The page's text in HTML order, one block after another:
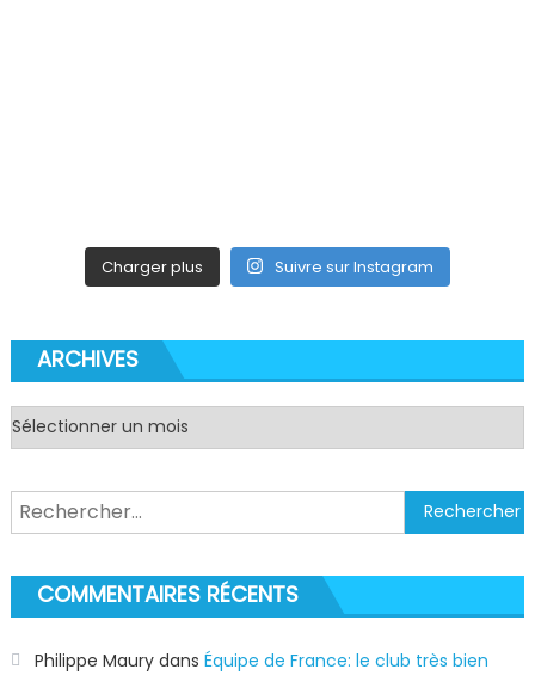
Charger plus Suivre sur Instagram
ARCHIVES
Archives
Rechercher :
COMMENTAIRES RÉCENTS
Philippe Maurydans Équipe de France: le club très bien